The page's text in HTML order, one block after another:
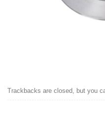
Trackbacks are closed, but you